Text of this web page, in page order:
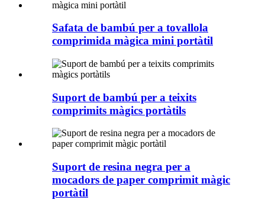
Safata de bambú per a tovallola
comprimida màgica mini portàtil
Suport de bambú per a teixits
comprimits màgics portàtils
Suport de resina negra per a
mocadors de paper comprimit màgic
portàtil